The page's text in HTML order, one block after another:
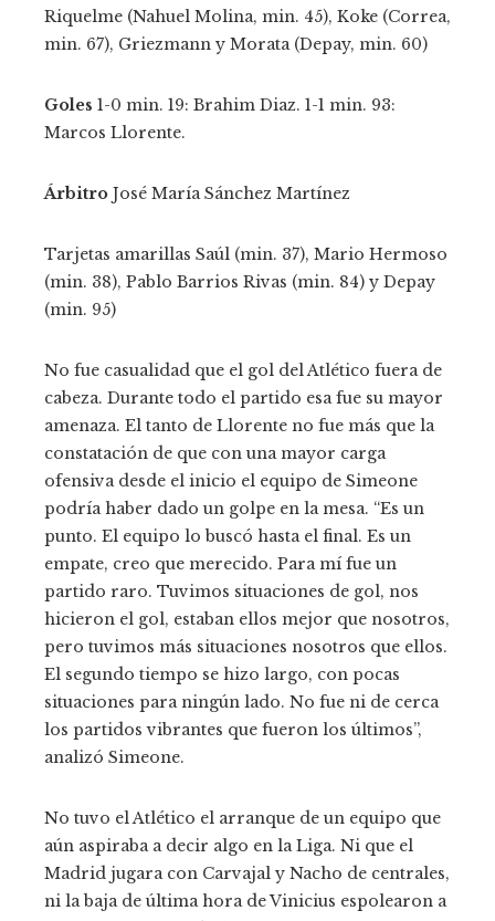
Riquelme (Nahuel Molina, min. 45), Koke (Correa,
min. 67), Griezmann y Morata (Depay, min. 60)
Goles 1-0 min. 19: Brahim Diaz. 1-1 min. 93:
Marcos Llorente.
Árbitro José María Sánchez Martínez
Tarjetas amarillas Saúl (min. 37), Mario Hermoso
(min. 38), Pablo Barrios Rivas (min. 84) y Depay
(min. 95)
No fue casualidad que el gol del Atlético fuera de
cabeza. Durante todo el partido esa fue su mayor
amenaza. El tanto de Llorente no fue más que la
constatación de que con una mayor carga
ofensiva desde el inicio el equipo de Simeone
podría haber dado un golpe en la mesa. “Es un
punto. El equipo lo buscó hasta el final. Es un
empate, creo que merecido. Para mí fue un
partido raro. Tuvimos situaciones de gol, nos
hicieron el gol, estaban ellos mejor que nosotros,
pero tuvimos más situaciones nosotros que ellos.
El segundo tiempo se hizo largo, con pocas
situaciones para ningún lado. No fue ni de cerca
los partidos vibrantes que fueron los últimos”,
analizó Simeone.
No tuvo el Atlético el arranque de un equipo que
aún aspiraba a decir algo en la Liga. Ni que el
Madrid jugara con Carvajal y Nacho de centrales,
ni la baja de última hora de Vinicius espolearon a